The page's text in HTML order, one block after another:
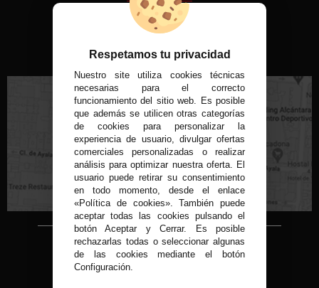
VISITA NUESTRA TIENDA FÍSICA
C/ Conde de Peñalver, 22 MADRID
Copyright © 2015-2026
Condor 1935.
Respetamos tu privacidad
Nuestro site utiliza cookies técnicas
necesarias para el correcto
funcionamiento del sitio web. Es posible
que además se utilicen otras categorías
de cookies para personalizar la
experiencia de usuario, divulgar ofertas
comerciales personalizadas o realizar
análisis para optimizar nuestra oferta. El
usuario puede retirar su consentimiento
en todo momento, desde el enlace
«Política de cookies». También puede
aceptar todas las cookies pulsando el
botón Aceptar y Cerrar. Es posible
rechazarlas todas o seleccionar algunas
de las cookies mediante el botón
Configuración.